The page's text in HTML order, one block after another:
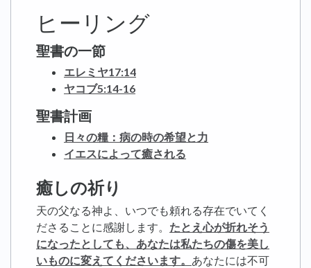
ヒーリング
聖書の一節
エレミヤ17:14
ヤコブ5:14-16
聖書計画
日々の糧：病の時の希望と力
イエスによって癒される
癒しの祈り
天の父なる神よ、いつでも頼れる存在でいてく
ださることに感謝します。 たとえ心が折れそう
になったとしても、あなたは私たちの傷を美し
いものに変えてくださいます。 あなたには不可